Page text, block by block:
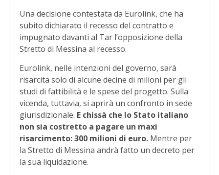
Una decisione contestata da Eurolink, che ha
subito dichiarato il recesso del contratto e
impugnato davanti al Tar l’opposizione della
Stretto di Messina al recesso.
Eurolink, nelle intenzioni del governo, sarà
risarcita solo di alcune decine di milioni per gli
studi di fattibilità e le spese del progetto. Sulla
vicenda, tuttavia, si aprirà un confronto in sede
giurisdizionale. E chissà che lo Stato italiano
non sia costretto a pagare un maxi
risarcimento: 300 milioni di euro. Mentre per
la Stretto di Messina andrà fatto un decreto per
la sua liquidazione.